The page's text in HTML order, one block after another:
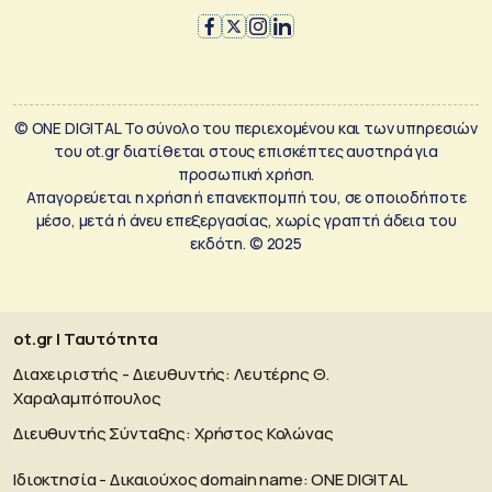
© ONE DIGITAL Το σύνολο του περιεχομένου και των υπηρεσιών
του ot.gr διατίθεται στους επισκέπτες αυστηρά για
προσωπική χρήση.
Απαγορεύεται η χρήση ή επανεκπομπή του, σε οποιοδήποτε
μέσο, μετά ή άνευ επεξεργασίας, χωρίς γραπτή άδεια του
εκδότη. © 2025
ot.gr | Ταυτότητα
Διαχειριστής - Διευθυντής: Λευτέρης Θ.
Χαραλαμπόπουλος
Διευθυντής Σύνταξης: Χρήστος Κολώνας
Ιδιοκτησία - Δικαιούχος domain name: ΟΝΕ DIGITAL